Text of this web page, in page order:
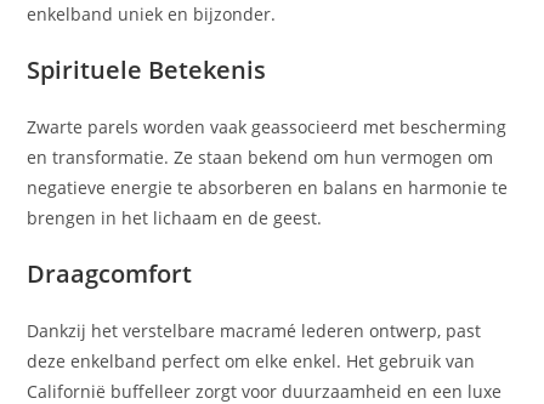
enkelband uniek en bijzonder.
Spirituele Betekenis
Zwarte parels worden vaak geassocieerd met bescherming
en transformatie. Ze staan bekend om hun vermogen om
negatieve energie te absorberen en balans en harmonie te
brengen in het lichaam en de geest.
Draagcomfort
Dankzij het verstelbare macramé lederen ontwerp, past
deze enkelband perfect om elke enkel. Het gebruik van
Californië buffelleer zorgt voor duurzaamheid en een luxe